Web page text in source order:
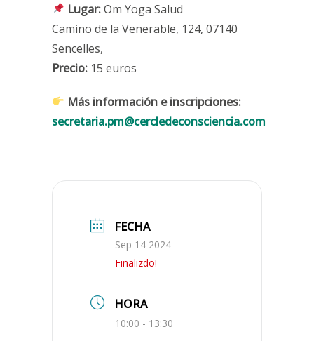
Lugar:Om Yoga Salud
Camino de la Venerable, 124, 07140
Sencelles,
Precio: 15 euros
Más información e inscripciones:
secretaria.pm@cercledeconsciencia.com
FECHA
Sep 14 2024
Finalizdo!
HORA
10:00 - 13:30